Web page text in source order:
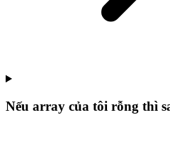
Nếu array của tôi rỗng thì